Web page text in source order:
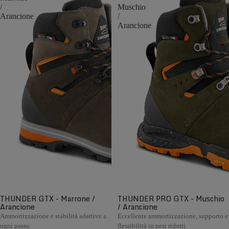
/
Arancione
THUNDER GTX - Marrone /
Arancione
Ammortizzazione e stabilità adattive a
ogni passo
Muschio
/
Arancione
THUNDER PRO GTX - Muschio
/ Arancione
Eccellente ammortizzazione, supporto e
flessibilità in pesi ridotti